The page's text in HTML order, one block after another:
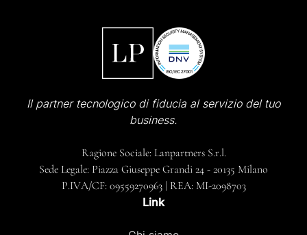
Il partner tecnologico di fiducia al servizio del tuo
business.
Ragione Sociale: Lanpartners S.r.l.
Sede Legale: Piazza Giuseppe Grandi 24 - 20135 Milano
P.IVA/CF: 09559270963 | REA: MI-2098703
Link